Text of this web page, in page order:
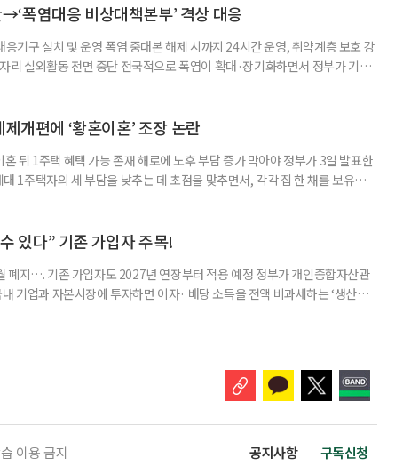
소식 박미선은 재치 있는 말솜씨와 공감 능력으로
폭염대응 비상대책본부’ 격상 대응
기구 설치 및 운영 폭염 중대본 해제 시까지 24시간 운영, 취약계층 보호 강
리 실외활동 전면 중단 전국적으로 폭염이 확대·장기화하면서 정부가 기존
된 이후에도 폭염이 전국적으로 확대되고 장기화한 데 따른 것이다. 기존에
개편에 ‘황혼이혼’ 조장 논란
뒤 1주택 혜택 가능 존재 해로에 노후 부담 증가 막아야 정부가 3일 발표한
1주택자의 세 부담을 낮추는 데 초점을 맞추면서, 각각 집 한 채를 보유한
세대가 두 채를 가진 것으로 보지만, 실제 이혼해 주거와 생계를 분
있다” 기존 가입자 주목!
폐지…. 기존 가입자도 2027년 연장부터 적용 예정 정부가 개인종합자산관
기업과 자본시장에 투자하면 이자· 배당 소득을 전액 비과세하는 ‘생산적
이용 금지 공지사항 구독신청